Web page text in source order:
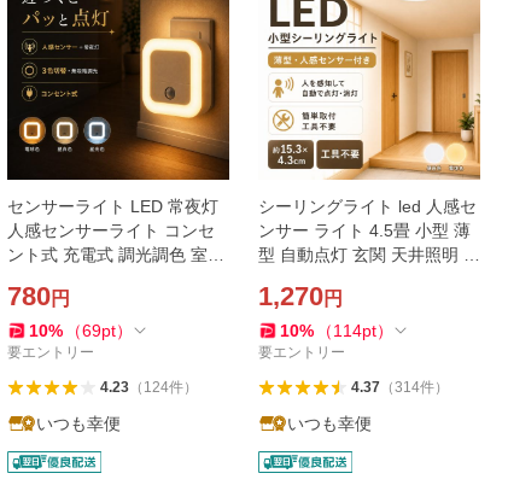
センサーライト LED 常夜灯
人感センサーライト コンセ
ント式 充電式 調光調色 室内
廊下 トイレ 階段 明るい
780円
10% （69pt）
要エントリー
4.23（ 124件）
いつも幸便
シーリングライト led 人感セ
ンサー ライト 4.5畳 小型 薄
型 自動点灯 玄関 天井照明 お
下 階段 灯 節電
1,270円
10% （114pt）
要エントリー
4.37（314件）
いつも幸便